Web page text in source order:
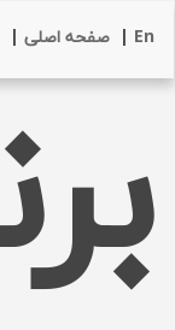
En صفحه اصلی